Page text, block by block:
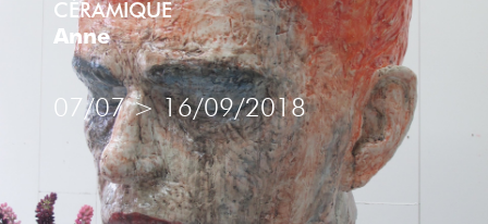
CÉRAMIQUE
Anne
Brugni
CÉRAMIQUE
07/07> 16/09/2018